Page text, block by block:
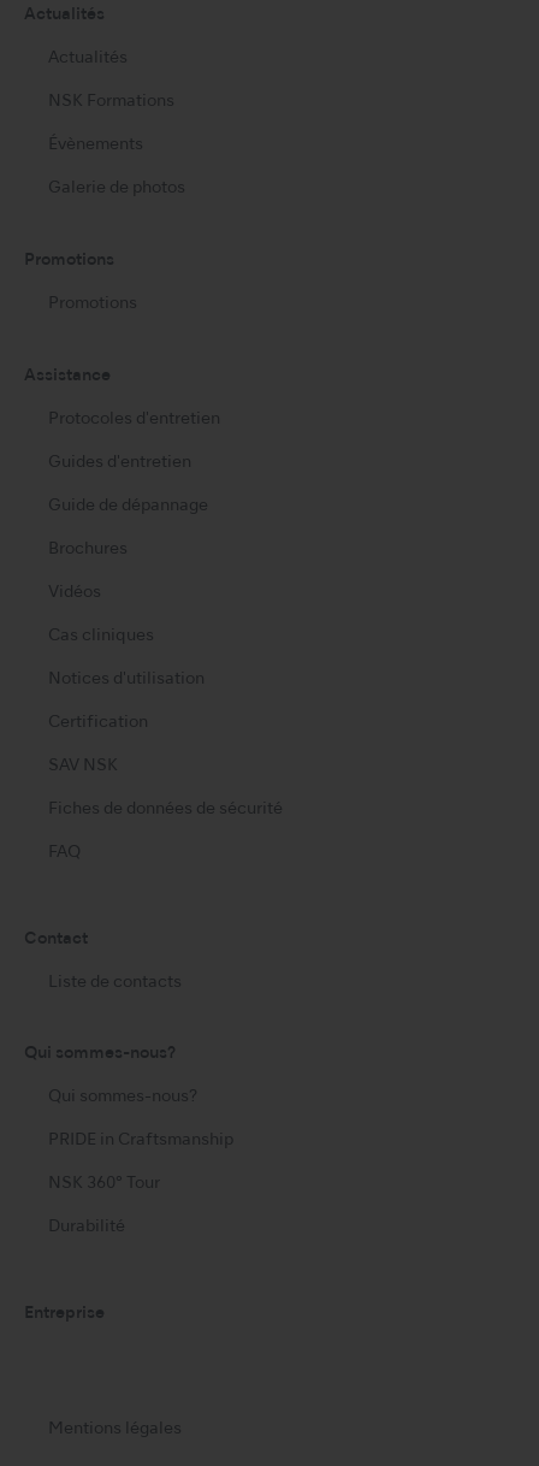
Actualités
Actualités
NSK Formations
Évènements
Galerie de photos
Promotions
Promotions
Assistance
Protocoles d'entretien
Guides d'entretien
Guide de dépannage
Brochures
Vidéos
Cas cliniques
Notices d'utilisation
Certification
SAV NSK
Fiches de données de sécurité
FAQ
Contact
Liste de contacts
Qui sommes-nous?
Qui sommes-nous?
PRIDE in Craftsmanship
NSK 360° Tour
Durabilité
Entreprise
Mentions légales